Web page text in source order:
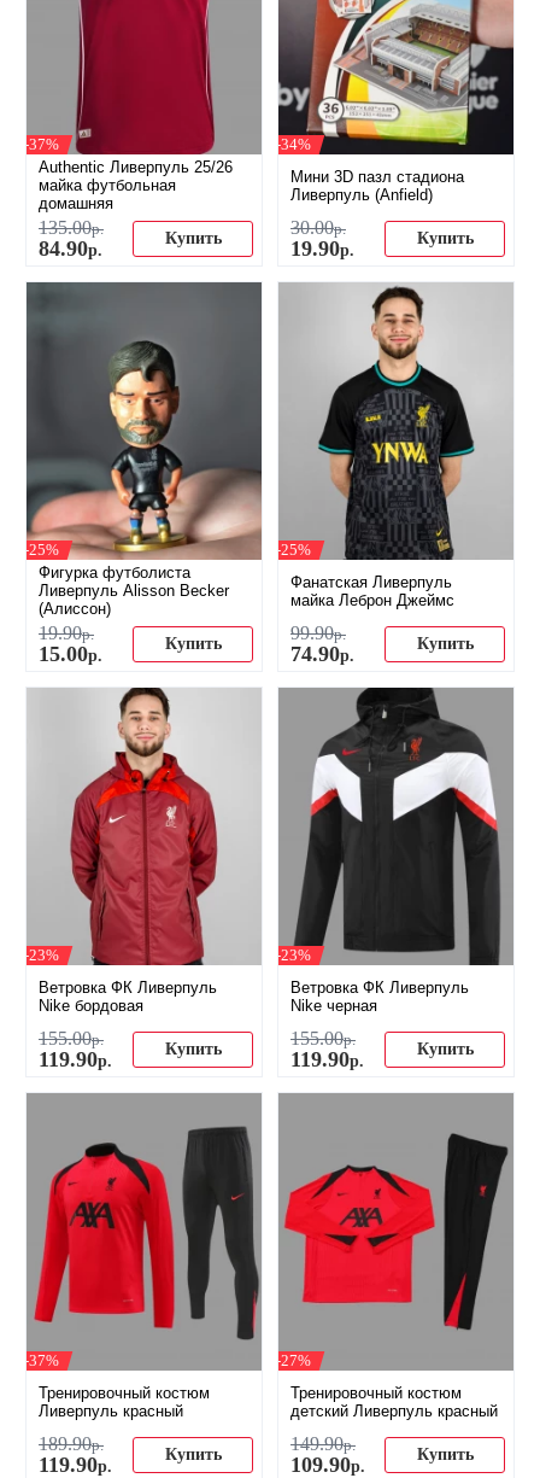
-37%
Authentic Ливерпуль 25/26
майка футбольная
домашняя
135.00р.
84.90р.
Купить
-34%
Мини 3D пазл стадиона
Ливерпуль (Anfield)
30.00р.
19.90р.
Купить
-25%
Фигурка футболиста
Ливерпуль Alisson Becker
(Алиссон)
19.90р.
15.00р.
Купить
-25%
Фанатская Ливерпуль
майка Леброн Джеймс
99.90р.
74.90р.
Купить
-23%
Ветровка ФК Ливерпуль
Nike бордовая
155.00р.
119.90р.
Купить
-23%
Ветровка ФК Ливерпуль
Nike черная
155.00р.
119.90р.
Купить
-37%
Тренировочный костюм
Ливерпуль красный
189.90р.
119.90р.
Купить
-27%
Тренировочный костюм
детский Ливерпуль красный
149.90р.
109.90р.
Купить